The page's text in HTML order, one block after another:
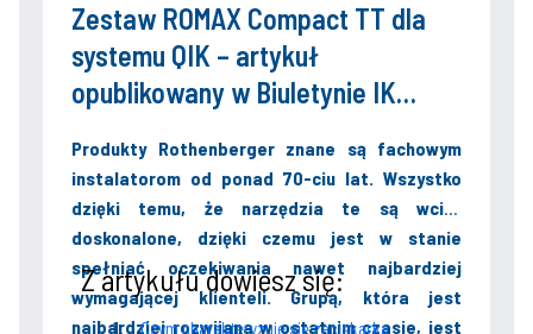
Zestaw ROMAX Compact TT dla
systemu QIK – artykuł
opublikowany w Biuletynie IK
Produkty Rothenberger znane są fachowym
instalatorom od ponad 70-ciu lat. Wszystko
dzięki temu, że narzędzia te są wciąż
doskonalone, dzięki czemu jest w stanie
spełniać oczekiwania nawet najbardziej
wymagającej klienteli. Grupą, która jest
najbardziej rozwijana w ostatnim czasie, jest
Z artykułu dowiesz się:
Czym charakteryzuje się zaciskarka